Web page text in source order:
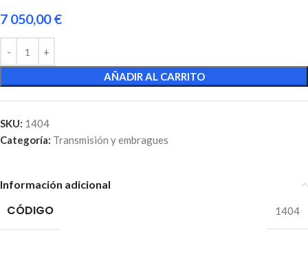
7 050,00€
AÑADIR AL CARRITO
SKU: 1404
Categoría: Transmisión y embragues
Información adicional
CÓDIGO 1404